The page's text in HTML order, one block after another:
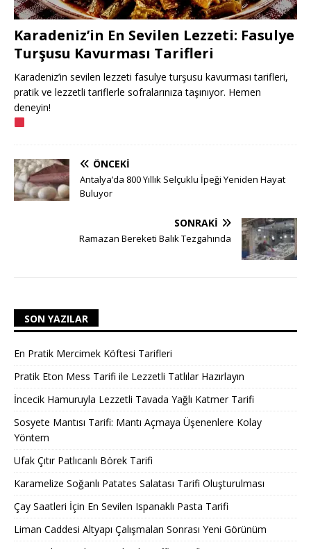
Karadeniz’in En Sevilen Lezzeti: Fasulye
Turşusu Kavurması Tarifleri
Karadeniz’in sevilen lezzeti fasulye turşusu kavurması tarifleri,
pratik ve lezzetli tariflerle sofralarınıza taşınıyor. Hemen
deneyin!
ÖNCEKI
Antalya’da 800 Yıllık Selçuklu İpeği Yeniden Hayat
Buluyor
SONRAKI
Ramazan Bereketi Balık Tezgahında
SON YAZILAR
En Pratik Mercimek Köftesi Tarifleri
Pratik Eton Mess Tarifi ile Lezzetli Tatlılar Hazırlayın
İncecik Hamuruyla Lezzetli Tavada Yağlı Katmer Tarifi
Sosyete Mantısı Tarifi: Mantı Açmaya Üşenenlere Kolay
Yöntem
Ufak Çıtır Patlıcanlı Börek Tarifi
Karamelize Soğanlı Patates Salatası Tarifi Oluşturulması
Çay Saatleri İçin En Sevilen Ispanaklı Pasta Tarifi
Liman Caddesi Altyapı Çalışmaları Sonrası Yeni Görünüm